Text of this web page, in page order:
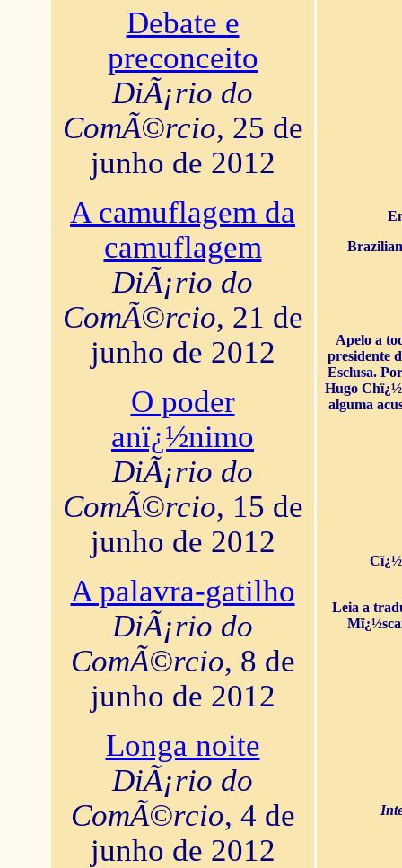
Debate e
preconceito
DiÃ¡rio do
ComÃ©rcio, 25 de
junho de 2012
A camuflagem da
camuflagem
DiÃ¡rio do
ComÃ©rcio, 21 de
junho de 2012
O poder
anï¿½nimo
DiÃ¡rio do
ComÃ©rcio, 15 de
junho de 2012
A palavra-gatilho
DiÃ¡rio do
ComÃ©rcio, 8 de
junho de 2012
Longa noite
DiÃ¡rio do
ComÃ©rcio, 4 de
junho de 2012
Apelo a
presidente
Esclusa.
Hugo
alguma
Leia a